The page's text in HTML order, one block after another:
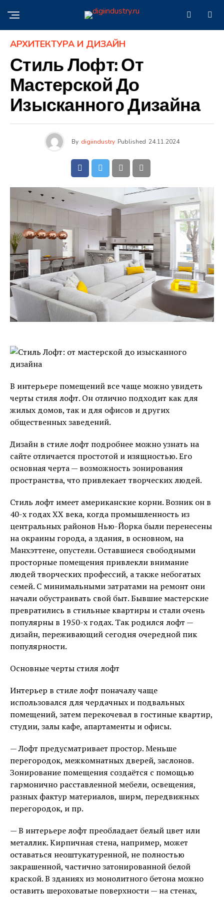
АРХИТЕКТУРА И ДИЗАЙН
Стиль Лофт: От
Мастерской До
Изысканного Дизайна
By digiindustry Published 24.11.2024
В интерьере помещений все чаще можно увидеть
черты стиля лофт. Он отлично подходит как для
жилых домов, так и для офисов и других
общественных заведений.
Дизайн в стиле лофт подробнее можно узнать на
сайте отличается простотой и изящностью. Его
основная черта — возможность зонирования
пространства, что привлекает творческих людей.
Стиль лофт имеет американские корни. Возник он в
40-х годах ХХ века, когда промышленность из
центральных районов Нью-Йорка были перенесены
на окраины города, а здания, в основном, на
Манхэттене, опустели. Оставшиеся свободными
просторные помещения привлекли внимание
людей творческих профессий, а также небогатых
семей. С минимальными затратами на ремонт они
начали обустраивать свой быт. Бывшие мастерские
превратились в стильные квартиры и стали очень
популярны в 1950-х годах. Так родился лофт —
дизайн, переживающий сегодня очередной пик
популярности.
Основные черты стиля лофт
Интерьер в стиле лофт поначалу чаще
использовался для чердачных и подвальных
помещений, затем перекочевал в гостиные квартир,
студии, залы кафе, апартаменты и офисы.
— Лофт предусматривает простор. Меньше
перегородок, межкомнатных дверей, заслонов.
Зонирование помещения создаётся с помощью
гармонично расставленной мебели, освещения,
разных фактур материалов, ширм, передвижных
перегородок, и пр.
— В интерьере лофт преобладает белый цвет или
металлик. Кирпичная стена, например, может
оставаться неоштукатуренной, не полностью
закрашенной, частично затонированной белой
краской. В зданиях из монолитного бетона можно
оставить шероховатые поверхности — на стенах,